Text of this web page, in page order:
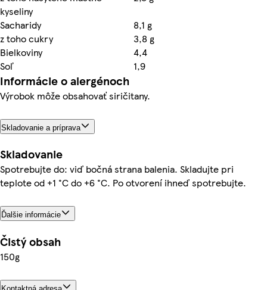
kyseliny
Sacharidy
8,1 g
z toho cukry
3,8 g
Bielkoviny
4,4
Soľ
1,9
Informácie o alergénoch
Výrobok môže obsahovať siričitany.
Skladovanie a príprava
Skladovanie
Spotrebujte do: viď bočná strana balenia. Skladujte pri
teplote od +1 °C do +6 °C. Po otvorení ihneď spotrebujte.
Ďalšie informácie
Čistý obsah
150g